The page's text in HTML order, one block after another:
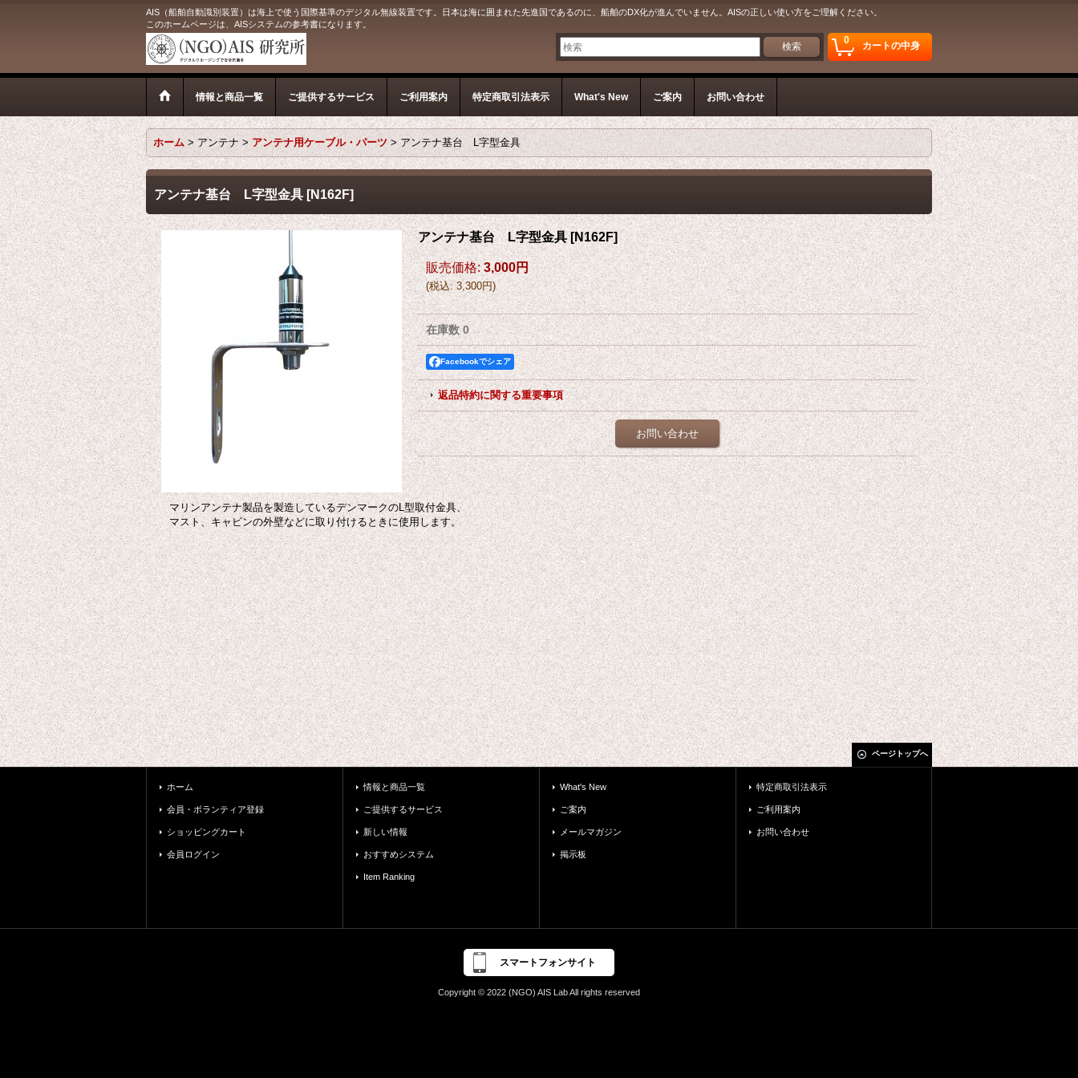
AIS（船舶自動識別装置）は海上で使う国際基準のデジタル無線装置です。日本は海に囲まれた先進国であるのに、船舶のDX化が進んでいません。AISの正しい使い方をご理解ください。
このホームページは、AISシステムの参考書になります。
0 カートの中身
情報と商品一覧 ご提供するサービス ご利用案内 特定商取引法表示 What's New ご案内 お問い合わせ
ホーム > アンテナ > アンテナ用ケーブル・パーツ > アンテナ基台 L字型金具
アンテナ基台 L字型金具 [N162F]
アンテナ基台 L字型金具 [N162F]
販売価格: 3,000円
(税込: 3,300円)
在庫数 0
Facebookでシェア
返品特約に関する重要事項
お問い合わせ
マリンアンテナ製品を製造しているデンマークのL型取付金具、
マスト、キャビンの外壁などに取り付けるときに使用します。
ページトップへ
ホーム
会員・ボランティア登録
ショッピングカート
会員ログイン
情報と商品一覧
ご提供するサービス
新しい情報
おすすめシステム
Item Ranking
What's New
ご案内
メールマガジン
掲示板
特定商取引法表示
ご利用案内
お問い合わせ
スマートフォンサイト
Copyright © 2022 (NGO) AIS Lab All rights reserved